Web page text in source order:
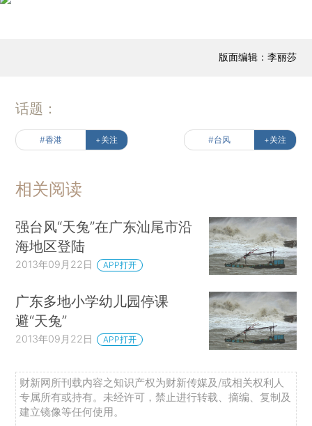
版面编辑：李丽莎
话题：
#香港 +关注 #台风 +关注
相关阅读
强台风“天兔”在广东汕尾市沿
海地区登陆
2013年09月22日 APP打开
广东多地小学幼儿园停课
避“天兔”
2013年09月22日 APP打开
财新网所刊载内容之知识产权为财新传媒及/或相关权利人
专属所有或持有。未经许可，禁止进行转载、摘编、复制及
建立镜像等任何使用。